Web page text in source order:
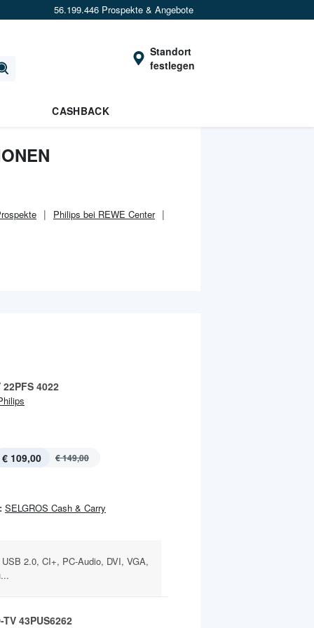
56.199.446 Prospekte & Angebote
Standort
festlegen
CASHBACK
Philips bei REWE Center
22PFS 4022
€ 109,00 € 149,00
SELGROS Cash & Carry
2.0, CI+, PC-Audio, DVI, VGA,
TV 43PUS6262